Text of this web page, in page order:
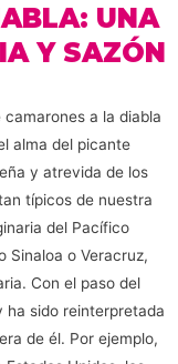
UNA
Y SAZÓN
a la diabla
alma del picante
y atrevida de los
típicos de nuestra
del Pacífico
Sinaloa o Veracruz,
Con el paso del
sido reinterpretada
de él. Por ejemplo,